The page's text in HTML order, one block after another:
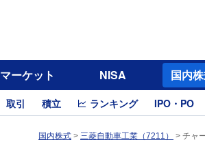
マーケット NISA 国内
取引 積立 ランキング IPO・PO
国内株式 > 三菱自動車工業（7211） > チャ